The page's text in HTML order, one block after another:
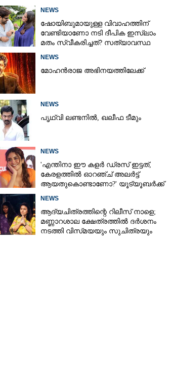
NEWS
ഷോയിബുമായുള്ള വിവാഹത്തിന്
വേണ്ടിയാണോ നടി ദീപിക ഇസ്ലാം
മതം സ്വീകരിച്ചത്? സത്യാവസ്ഥ
NEWS
മോഹൻരാജ അഭിനയത്തിലേക്ക്
NEWS
പൃഥ്വി ലണ്ടനിൽ, ഖലീഫ ടീമും
NEWS
'എന്തിനാ ഈ കളർ ഡ്രസ് ഇട്ടത്,
കേരളത്തിൽ ഓറഞ്ച് അല‌ർട്ട്
ആയതുകൊണ്ടാണോ?' യൂട്യൂബർക്ക്
NEWS
ആദ്യചിത്രത്തിന്റെ റിലീസ് നാളെ;
മണ്ണാറശാല ക്ഷേത്രത്തിൽ ദർശനം
നടത്തി വിസ്‌മയയും സുചിത്രയും